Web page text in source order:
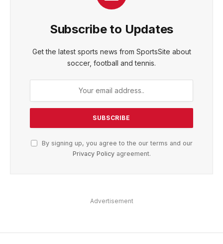
Subscribe to Updates
Get the latest sports news from SportsSite about
soccer, football and tennis.
By signing up, you agree to the our terms and our
Privacy Policyagreement.
Advertisement